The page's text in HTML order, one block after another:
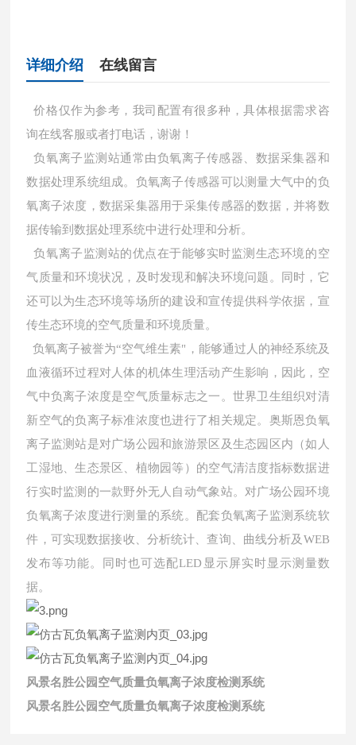
详细介绍 在线留言
价格仅作为参考，我司配置有很多种，具体根据需求咨
询在线客服或者打电话，谢谢！
负氧离子监测站通常由负氧离子传感器、数据采集器和
数据处理系统组成。负氧离子传感器可以测量大气中的负
氧离子浓度，数据采集器用于采集传感器的数据，并将数
据传输到数据处理系统中进行处理和分析。
负氧离子监测站的优点在于能够实时监测生态环境的空
气质量和环境状况，及时发现和解决环境问题。同时，它
还可以为生态环境等场所的建设和宣传提供科学依据，宣
传生态环境的空气质量和环境质量。
负氧离子被誉为“空气维生素"，能够通过人的神经系统及
血液循环过程对人体的机体生理活动产生影响，因此，空
气中负离子浓度是空气质量标志之一。世界卫生组织对清
新空气的负离子标准浓度也进行了相关规定。奥斯恩负氧
离子监测站是对广场公园和旅游景区及生态园区内（如人
工湿地、生态景区、植物园等）的空气清洁度指标数据进
行实时监测的一款野外无人自动气象站。对广场公园环境
负氧离子浓度进行测量的系统。配套负氧离子监测系统软
件，可实现数据接收、分析统计、查询、曲线分析及WEB
发布等功能。同时也可选配LED显示屏实时显示测量数
据。
风景名胜公园空气质量负氧离子浓度检测系统
风景名胜公园空气质量负氧离子浓度检测系统